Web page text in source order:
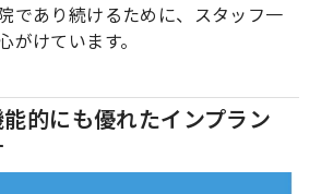
であり続けるために、スタッフ一
がけています。
的にも優れたインプラン